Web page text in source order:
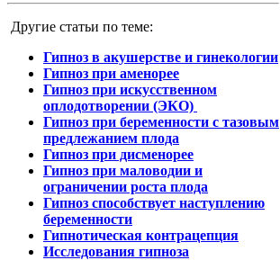
Другие статьи по теме:
Гипноз в акушерстве и гинекологии
Гипноз при аменорее
Гипноз при искусственном
оплодотворении (ЭКО)
Гипноз при беременности с тазовым
предлежанием плода
Гипноз при дисменорее
Гипноз при маловодии и
ограничении роста плода
Гипноз способствует наступлению
беременности
Гипнотическая контрацепция
Исследования гипноза